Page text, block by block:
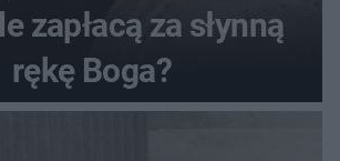
zapłacą za słynną
rękę Boga?